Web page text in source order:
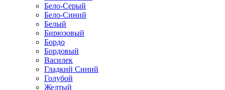
Бело-Серый
Бело-Синий
Белый
Бирюзовый
Бордо
Бордовый
Василек
Гладкий Синий
Голубой
Желтый